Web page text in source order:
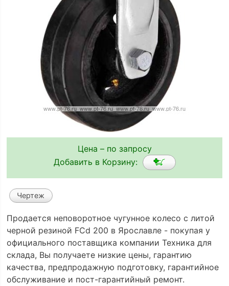
Цена – по запросу
Добавить в Корзину:
Чертеж
Продается неповоротное чугунное колесо с литой
черной резиной FCd 200 в Ярославле - покупая у
официального поставщика компании Техника для
склада, Вы получаете низкие цены, гарантию
качества, предпродажную подготовку, гарантийное
обслуживание и пост-гарантийный ремонт.